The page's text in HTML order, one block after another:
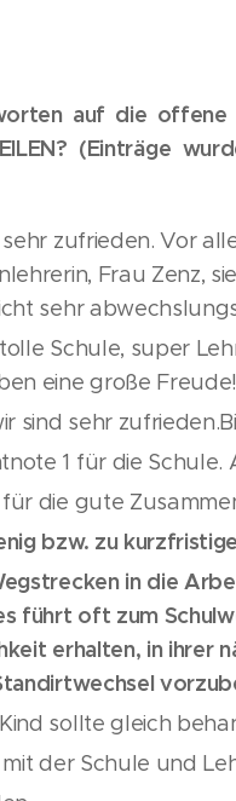
auf die offene
(Einträge
zufrieden. Vor
Frau Zenz,
sehr
Schule, super
eine große
sind sehr
1 für die Schule.
die gute
bzw. zu
in die
führt oft zum
erhalten, in ihrer
sollte gleich
der Schule und